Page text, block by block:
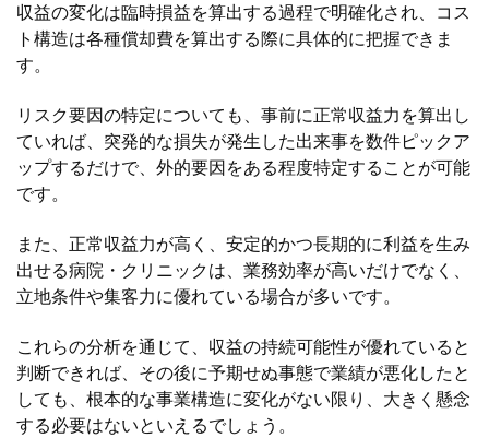
収益の変化は臨時損益を算出する過程で明確化され、コス
ト構造は各種償却費を算出する際に具体的に把握できま
す。
リスク要因の特定についても、事前に正常収益力を算出し
ていれば、突発的な損失が発生した出来事を数件ピックア
ップするだけで、外的要因をある程度特定することが可能
です。
また、正常収益力が高く、安定的かつ長期的に利益を生み
出せる病院・クリニックは、業務効率が高いだけでなく、
立地条件や集客力に優れている場合が多いです。
これらの分析を通じて、収益の持続可能性が優れていると
判断できれば、その後に予期せぬ事態で業績が悪化したと
しても、根本的な事業構造に変化がない限り、大きく懸念
する必要はないといえるでしょう。